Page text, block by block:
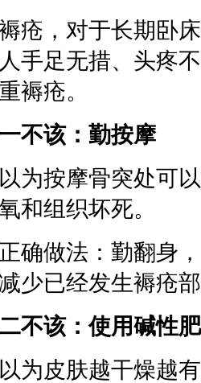
，对于长期卧床
手足无措、头疼
褥疮。
一不该：勤按摩
按摩骨突处可以
和组织坏死。
做法：勤翻身，
少已经发生褥疮
不该：使用碱性
皮肤越干燥越有